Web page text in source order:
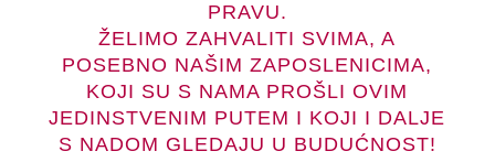
PRAVU.
ŽELIMO ZAHVALITI SVIMA, A
POSEBNO NAŠIM ZAPOSLENICIMA,
KOJI SU S NAMA PROŠLI OVIM
JEDINSTVENIM PUTEM I KOJI I DALJE
S NADOM GLEDAJU U BUDUĆNOST!